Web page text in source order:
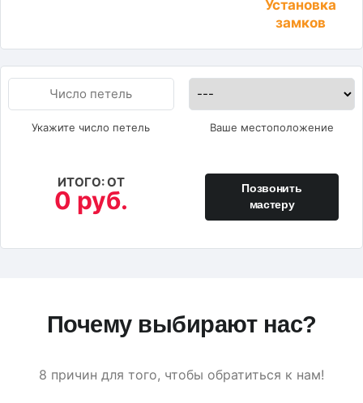
Установка
замков
Укажите число петель Ваше местоположение
ИТОГО: ОТ
0 руб.
Позвонить
мастеру
Почему выбирают нас?
8 причин для того, чтобы обратиться к нам!